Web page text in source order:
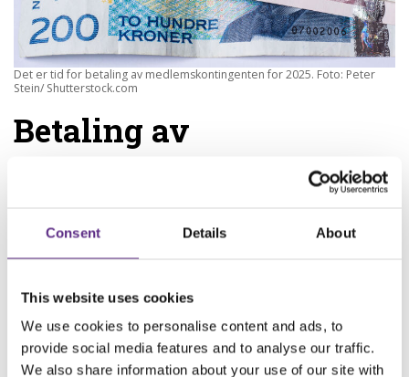
Consent Details About
This website uses cookies
We use cookies to personalise content and ads, to
provide social media features and to analyse our traffic.
We also share information about your use of our site with
Det er tid for betaling av medlemskontingenten for 2025. Foto: Peter
Stein/ Shutterstock.com
Betaling av
medlemskontingenten
for 2025
20.01.2025
medlemskontingenten for 2025. Vi takker alle våre
medlemmer for den viktige støtten, og håper at dere
fortsatt vil være medlem hos oss. Kontingenten sender
vi ut både på SMS, mail, Vipps og e-faktura. De vi ikke